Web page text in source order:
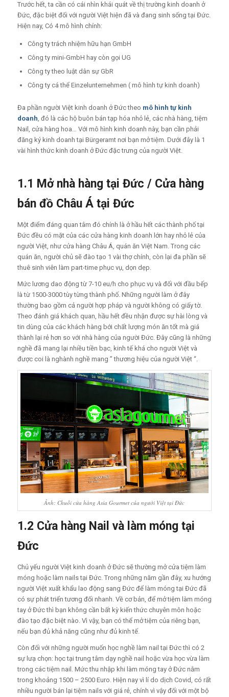
Trước hết, ta cần có cái nhìn khái quát về thị trường kinh doanh ở
Đức, đặc biệt đối với người Việt hiện đã và đang sinh sống tại Đức.
Hiện nay, Có 4 mô hình chính:
Công ty trách nhiệm hữu hạn GmbH
Công ty mini-GmbH hay còn gọi UG
Công ty theo luật dân sự GbR
Công ty cá thể Einzelunternehmen ( mô hình tự kinh doanh)
Đa phần người Việt kinh doanh ở Đức theo mô hình tự kinh
doanh, đó là các hộ buôn bán tạp hóa nhỏ lẻ, các nhà hàng, tiệm
Nail, cửa hàng hoa… Với mô hình kinh doanh này, bạn cần phải
đăng ký kinh doanh tại Bürgeramt nơi bạn mở tiệm. Dưới đây là 1
vài hình thức kinh doanh ở Đức đặc trưng của người Việt.
1.1 Mở nhà hàng tại Đức / Cửa hàng
bán đồ Châu Á tại Đức
Một điểm đáng quan tâm đó chính là ở hầu hết các thành phố tại
Đức đều có mặt của các cửa hàng kinh doanh lớn hay nhỏ lẻ của
người Việt, như cửa hàng Châu Á, quán ăn Việt Nam. Trong các
quán ăn, người chủ sẽ đào tạo 1 vài thợ chính, còn lại đa phần sẽ
thuê sinh viên làm part-time phục vụ, dọn dẹp.
Mức lương dao động từ 7-10 eu/h cho phục vụ và đối với đầu bếp
là từ 1500-3000 tùy từng thành phố. Những người làm ở đây
thường bao gồm cả người hợp pháp và người không có giấy tờ.
Theo đánh giá khách quan, hầu hết đều nhận được sự hài lòng và
tin dùng của các khách hàng bới chất lượng món ăn tốt mà giá
thành lại rẻ hơn so với nhà hàng của người Đức. Đây cũng là những
nghề đã mang lại nhiều tiền bạc, kinh tế khá cho người Việt và
được coi là nghành nghề mang ” thương hiệu của người Việt “.
Ảnh: Chuỗi cửa hàng Asia Gourmet của người Việt tại Đức
1.2 Cửa hàng Nail và làm móng tại
Đức
Chủ yếu người Việt kinh doanh ở Đức sẽ thường mở cửa tiệm làm
móng hoặc làm nails tại Đức. Trong những năm gần đây, xu hướng
người Việt xuất khẩu lao động sang Đức để làm móng tại Đức đã
có sự phát triển tương đối nhanh. Về cơ bản, để mở tiệm làm móng
tay ở Đức thì bạn không cần bất kỳ kiến ​​thức chuyên môn hoặc
đào tạo đặc biệt nào. Vì vậy, bạn có thể mở tiệm của riêng bạn,
nếu bạn đủ khả năng cũng như đủ kinh tế.
Còn đối với những người muốn học nghề làm nail tại Đức thì có 2
sự lưạ chọn: học tại trung tâm dạy nghề nail hoặc vừa học vừa làm
trong các tiệm nail. Mức thu nhập khi làm móng tay ở Đức nằm
trong khoảng 1500 – 2500 Euro. Hiện nay vì lí do dịch Covid, có rất
nhiều người bán lại tiệm nails với giá rẻ, chính vì vậy đối với một bộ